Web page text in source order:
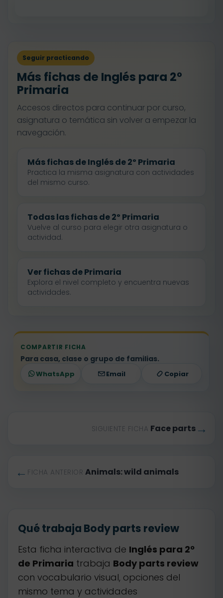
Seguir practicando
Más fichas de Inglés para 2º
Primaria
Accesos directos para continuar por curso,
asignatura o temática sin volver a empezar la
navegación.
Más fichas de Inglés de 2º Primaria
Practica la misma asignatura con actividades
del mismo curso.
Todas las fichas de 2º Primaria
Vuelve al curso para elegir otra asignatura o
actividad.
Ver fichas de Primaria
Explora el nivel completo y encuentra nuevas
actividades.
COMPARTIR FICHA
Para casa, clase o grupo de familias.
WhatsApp Email Copiar
← FICHA ANTERIOR Animals: wild animals
SIGUIENTE FICHA Face parts →
Qué trabaja Body parts review
Esta ficha interactiva de Inglés para 2º
de Primaria trabaja Body parts review
con vocabulario visual, opciones del
mismo tema y actividades